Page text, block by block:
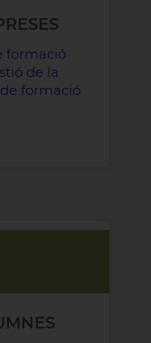
formació
de la
formació